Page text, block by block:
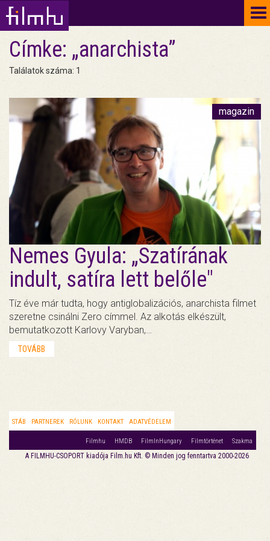
Címke: „anarchista”
Találatok száma: 1
magazin
Nemes Gyula: „Szatírának
indult, satíra lett belőle"
Tíz éve már tudta, hogy antiglobalizációs, anarchista filmet
szeretne csinálni Zero címmel. Az alkotás elkészült,
bemutatkozott Karlovy Varyban,…
TOVÁBB
STÁB PARTNEREK RÓLUNK KONTAKT ADATVÉDELEM
Filmhu HMDB FilmInHungary Filmtörténet Szakma
A FILMHU-CSOPORT kiadója Film.hu Kft. © Minden jog fenntartva 2000-2026